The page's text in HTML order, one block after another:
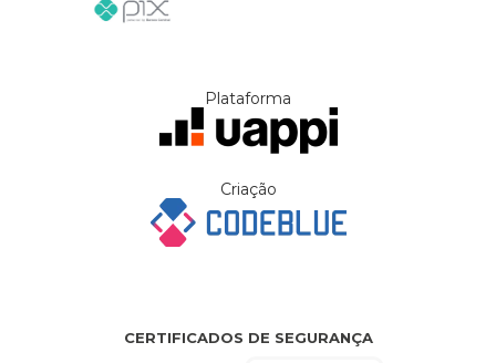
Plataforma
Criação
CERTIFICADOS DE SEGURANÇA